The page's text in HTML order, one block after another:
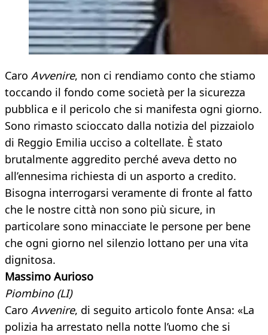
Caro Avvenire, non ci rendiamo conto che stiamo
toccando il fondo come società per la sicurezza
pubblica e il pericolo che si manifesta ogni giorno.
Sono rimasto scioccato dalla notizia del pizzaiolo
di Reggio Emilia ucciso a coltellate. È stato
brutalmente aggredito perché aveva detto no
all’ennesima richiesta di un asporto a credito.
Bisogna interrogarsi veramente di fronte al fatto
che le nostre città non sono più sicure, in
particolare sono minacciate le persone per bene
che ogni giorno nel silenzio lottano per una vita
dignitosa.
Massimo Aurioso
Piombino (LI)
Caro Avvenire, di seguito articolo fonte Ansa: «La
polizia ha arrestato nella notte l’uomo che si